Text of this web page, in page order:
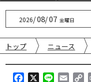
2026/08/07 金曜日
トップ ニュース